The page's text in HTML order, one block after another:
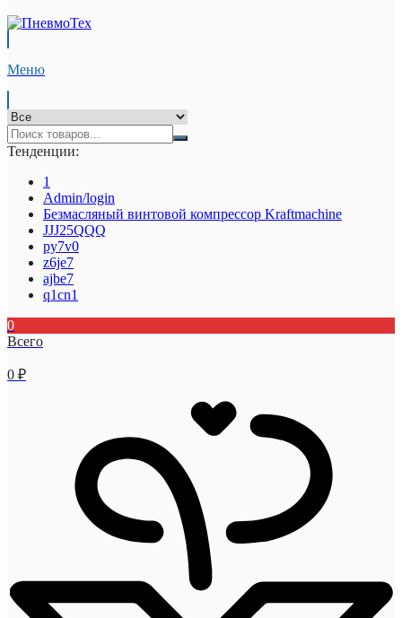
Меню
Тенденции:
1
Admin/login
Безмасляный винтовой компрессор Kraftmaсhine
JJJ25QQQ
py7v0
z6je7
ajbe7
q1cn1
0
Всего
0 ₽